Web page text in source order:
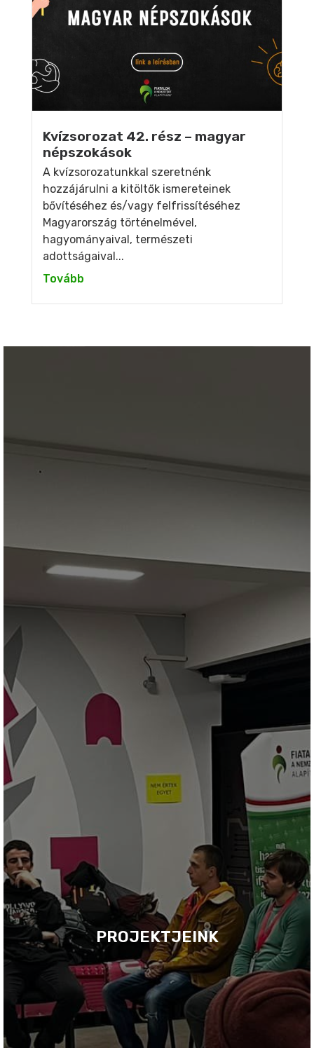
Kvízsorozat 42. rész – magyar
népszokások
A kvízsorozatunkkal szeretnénk
hozzájárulni a kitöltők ismereteinek
bővítéséhez és/vagy felfrissítéséhez
Magyarország történelmével,
hagyományaival, természeti
adottságaival...
Tovább
PROJEKTJEINK